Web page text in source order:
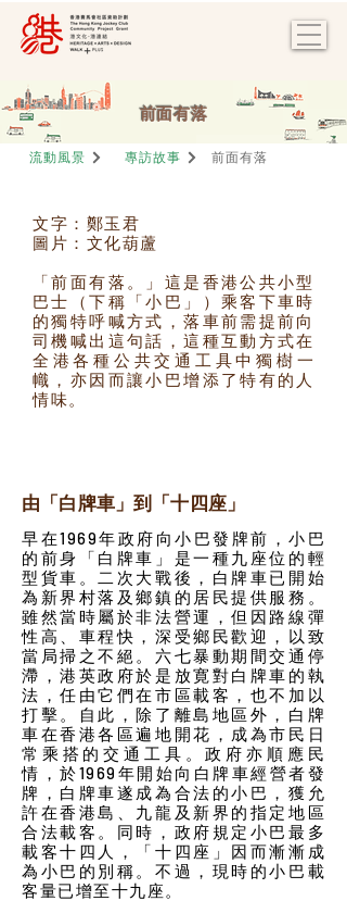
前面有落
專訪故事 前面有落
流動風景
文字：鄭玉君
圖片：文化葫蘆
「前面有落。」這是香港公共小型
巴士（下稱「小巴」）乘客下車時
的獨特呼喊方式，落車前需提前向
司機喊出這句話，這種互動方式在
全港各種公共交通工具中獨樹一
幟，亦因而讓小巴增添了特有的人
情味。
由「白牌車」到「十四座」
早在1969年政府向小巴發牌前，小巴
的前身「白牌車」是一種九座位的輕
型貨車。二次大戰後，白牌車已開始
為新界村落及鄉鎮的居民提供服務。
雖然當時屬於非法營運，但因路線彈
性高、車程快，深受鄉民歡迎，以致
當局掃之不絕。六七暴動期間交通停
滯，港英政府於是放寛對白牌車的執
法，任由它們在市區載客，也不加以
打擊。自此，除了離島地區外，白牌
車在香港各區遍地開花，成為市民日
常乘搭的交通工具。政府亦順應民
情，於1969年開始向白牌車經營者發
牌，白牌車遂成為合法的小巴，獲允
許在香港島、九龍及新界的指定地區
合法載客。同時，政府規定小巴最多
載客十四人，「十四座」因而漸漸成
為小巴的別稱。不過，現時的小巴載
客量已增至十九座。